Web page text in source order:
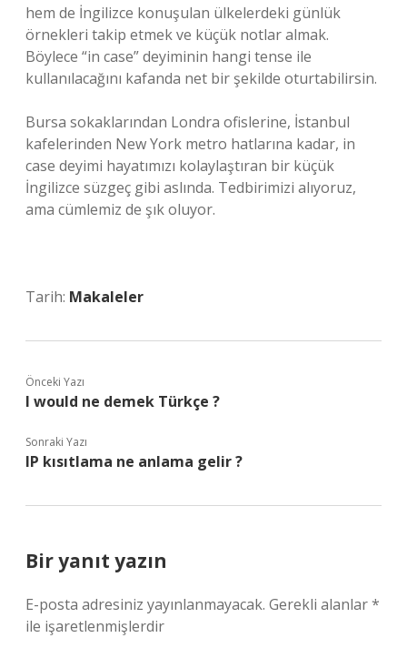
hem de İngilizce konuşulan ülkelerdeki günlük
örnekleri takip etmek ve küçük notlar almak.
Böylece “in case” deyiminin hangi tense ile
kullanılacağını kafanda net bir şekilde oturtabilirsin.
Bursa sokaklarından Londra ofislerine, İstanbul
kafelerinden New York metro hatlarına kadar, in
case deyimi hayatımızı kolaylaştıran bir küçük
İngilizce süzgeç gibi aslında. Tedbirimizi alıyoruz,
ama cümlemiz de şık oluyor.
Tarih: Makaleler
Önceki Yazı
I would ne demek Türkçe ?
Sonraki Yazı
IP kısıtlama ne anlama gelir ?
Bir yanıt yazın
E-posta adresiniz yayınlanmayacak. Gerekli alanlar*
ile işaretlenmişlerdir